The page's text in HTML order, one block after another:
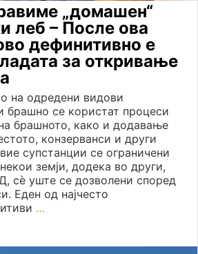
„домашен“
леб – После ова
дефинитивно е
за откривање
на одредени видови
брашно се користат процеси
брашното, како и додавање
конзерванси и други
супстанции се ограничени
земји, додека во други,
сè уште се дозволени според
Еден од најчесто
…